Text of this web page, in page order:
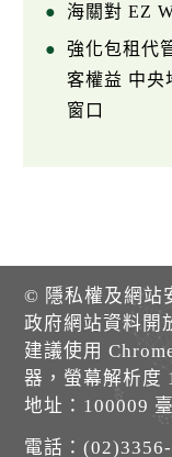
海關對 EZ
強化包租代
客權益 中央
窗口
© 隱私權及網站
政府網站資料開
建議使用
器，螢幕解析度
地址：100009
電話：